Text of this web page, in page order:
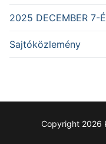
2025 DECEMBER 7-
Sajtóközlemény
Copyright 2026